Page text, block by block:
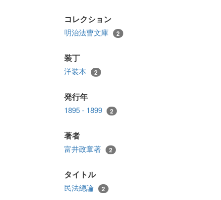
コレクション
明治法曹文庫 2
装丁
洋装本 2
発行年
1895 - 1899 2
著者
富井政章著 2
タイトル
民法總論 2